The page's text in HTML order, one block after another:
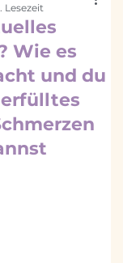
Wie es
und du
Lesezeit
bewertet.